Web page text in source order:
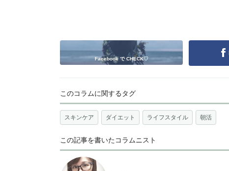
Facebook で CHECK♡
このコラムに関するタグ
スキンケア ダイエット ライフスタイル 朝活
この記事を書いたコラムニスト